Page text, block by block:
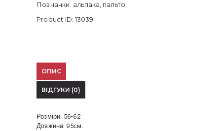
Позначки: альпака, пальто
Product ID:13039
ОПИС
ВІДГУКИ (0)
Розміри: 56-62
Довжина: 95см.